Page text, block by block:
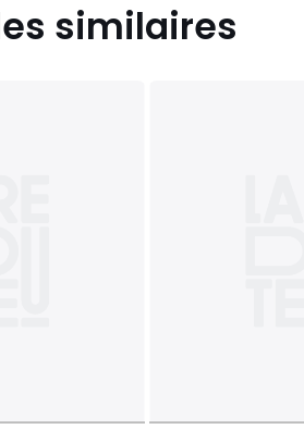
similaires